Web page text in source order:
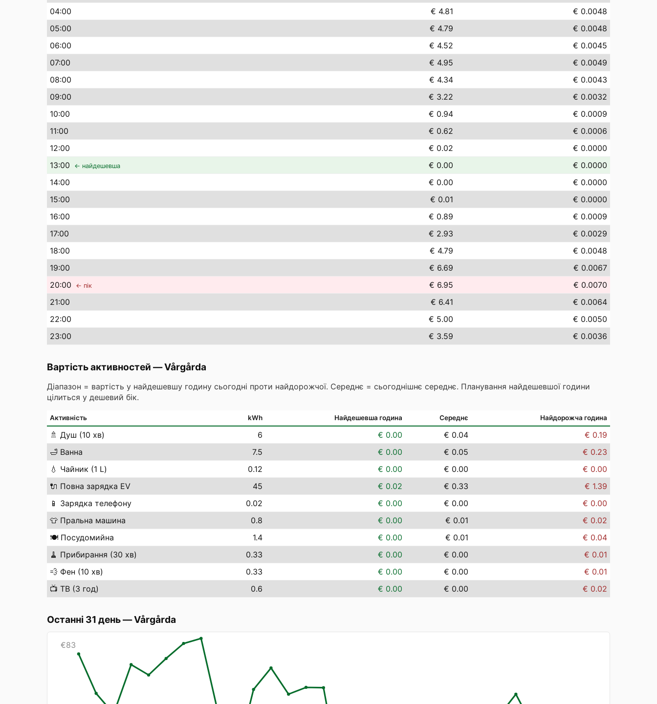
04:00 € 4.81
€ 0.0048
05:00 € 4.79
€ 0.0048
06:00 € 4.52
€ 0.0045
07:00 € 4.95
€ 0.0049
08:00 € 4.34
€ 0.0043
09:00 € 3.22
€ 0.0032
10:00 € 0.94
€ 0.0009
11:00 € 0.62
€ 0.0006
12:00 € 0.02
€ 0.0000
13:00 ← найдешевша € 0.00
€ 0.0000
14:00 € 0.00
€ 0.0000
15:00 € 0.01
€ 0.0000
16:00 € 0.89
€ 0.0009
17:00 € 2.93
€ 0.0029
18:00 € 4.79
€ 0.0048
19:00 € 6.69
€ 0.0067
20:00 ← пік € 6.95
€ 0.0070
21:00 € 6.41
€ 0.0064
22:00 € 5.00
€ 0.0050
23:00 € 3.59 € 0.0036
Вартість активностей —Vårgårda
Діапазон = вартість у найдешевшу годину сьогодні проти найдорожчої. Середнє = сьогоднішнє середнє. Планування найдешевшої години
цілиться у дешевий бік.
Активність kWh Найдешевша година Середнє Найдорожча година
🚿 Душ (10 хв) 6 € 0.00 € 0.04
€ 0.19
🛁 Ванна 7.5 € 0.00 € 0.05
€ 0.23
💧 Чайник (1 L) 0.12 € 0.00 € 0.00
€ 0.00
🔌 Повна зарядка EV 45 € 0.02 € 0.33
€ 1.39
📱 Зарядка телефону 0.02 € 0.00 € 0.00
€ 0.00
👕 Пральна машина 0.8 € 0.00 € 0.01
€ 0.02
🍽️ Посудомийна 1.4 € 0.00 € 0.01
€ 0.04
🧹 Прибирання (30 хв) 0.33 € 0.00 € 0.00
€ 0.01
💨 Фен (10 хв) 0.33 € 0.00 € 0.00
€ 0.01
📺 ТВ (3 год) 0.6 € 0.00 € 0.00 € 0.02
Останні 31 день—Vårgårda
€83